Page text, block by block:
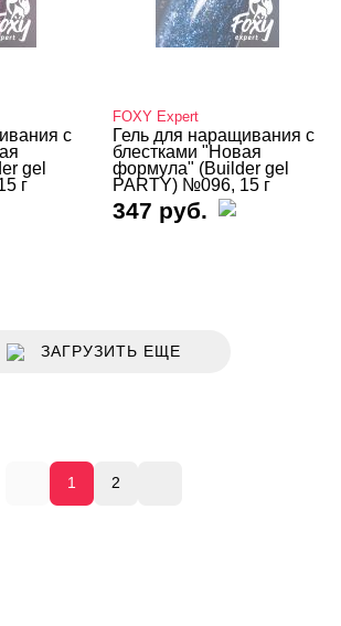
с
gel
г
FOXY Expert
Гель для наращивания с
блестками "Новая
формула" (Builder gel
PARTY) №096, 15 г
347 руб.
ЗАГРУЗИТЬ ЕЩЕ
1 2